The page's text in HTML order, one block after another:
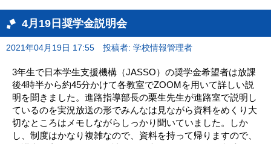
4月19日奨学金説明会
2021年04月19日 17:55 投稿者: 学校情報管理者
3年生で日本学生支援機構（JASSO）の奨学金希望者は放課
後4時半から約45分かけて各教室でZOOMを用いて詳しい説
明を聞きました。進路指導部長の栗生先生が進路室で説明し
ているのを実況放送の形でみんなは見ながら資料をめくり大
切なところはメモしながらしっかり聞いていました。しか
し、制度はかなり複雑なので、資料を持って帰りますので、